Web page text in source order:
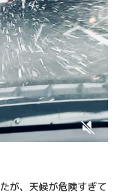
が、天候が危険すぎて